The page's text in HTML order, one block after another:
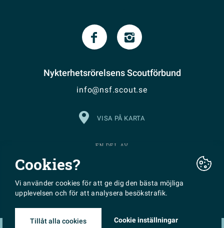
Nykterhetsrörelsens Scoutförbund
info@nsf.scout.se
VISA PÅ KARTA
EN DEL AV
Cookies?
Vi använder cookies för att ge dig den bästa möjliga
upplevelsen och för att analysera besökstrafik.
Tillåt alla cookies Cookie inställningar